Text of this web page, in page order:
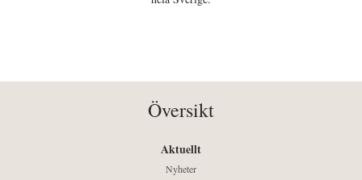
Översikt
Aktuellt
Nyheter